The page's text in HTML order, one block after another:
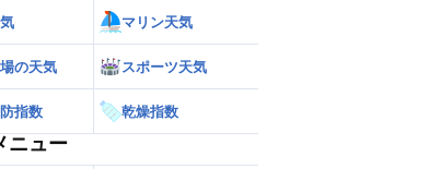
マリン天気
の天気 スポーツ天気
指数 乾燥指数
ニュー